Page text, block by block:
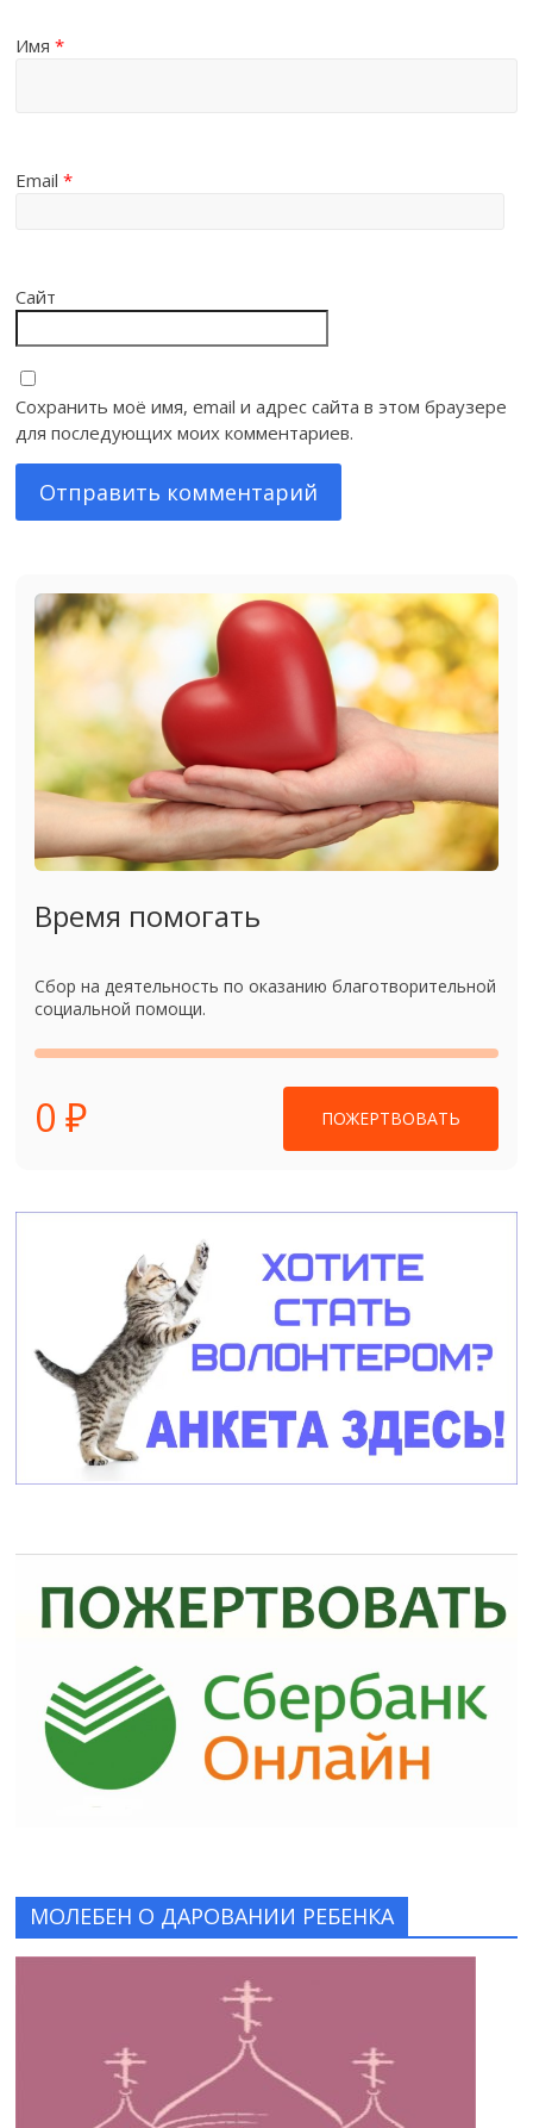
Имя*
Email*
Сайт
Сохранить моё имя, email и адрес сайта в этом браузере
для последующих моих комментариев.
Время помогать
Сбор на деятельность по оказанию благотворительной
социальной помощи.
0 ₽ ПОЖЕРТВОВАТЬ
МОЛЕБЕН О ДАРОВАНИИ РЕБЕНКА